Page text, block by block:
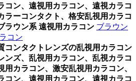
コン、遠視用カラコン、遠視カラコ
ラーコンタクト、格安乱視用カラコ
ラウン系 遠視用カラコン ブラウン
コン
コンタクトレンズの乱視用カラコン
ンズ、乱視用カラコン、乱視カラコ
用カラコン、激安乱視用カラコン、
コン、遠視用カラコン、遠視カラコ